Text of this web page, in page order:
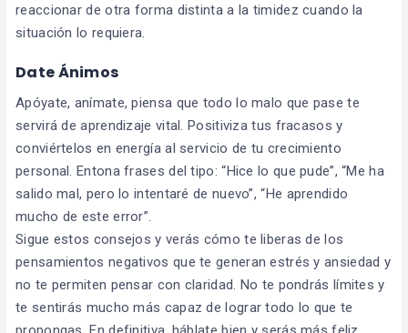
reaccionar de otra forma distinta a la timidez cuando la
situación lo requiera.
Date Ánimos
Apóyate, anímate, piensa que todo lo malo que pase te
servirá de aprendizaje vital. Positiviza tus fracasos y
conviértelos en energía al servicio de tu crecimiento
personal. Entona frases del tipo: “Hice lo que pude”, “Me ha
salido mal, pero lo intentaré de nuevo”, “He aprendido
mucho de este error”.
Sigue estos consejos y verás cómo te liberas de los
pensamientos negativos que te generan estrés y ansiedad y
no te permiten pensar con claridad. No te pondrás límites y
te sentirás mucho más capaz de lograr todo lo que te